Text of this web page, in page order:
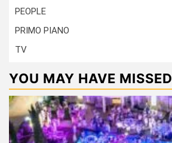
PEOPLE
PRIMO PIANO
TV
YOU MAY HAVE MISSED